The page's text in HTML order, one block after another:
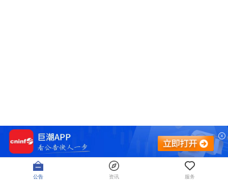
公告 资讯 服务